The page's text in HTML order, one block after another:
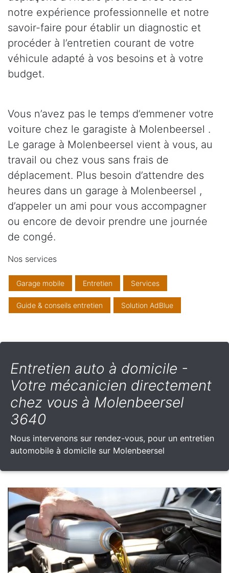
notre expérience professionnelle et notre
savoir-faire pour établir un diagnostic et
procéder à l’entretien courant de votre
véhicule adapté à vos besoins et à votre
budget.
Vous n’avez pas le temps d’emmener votre
voiture chez le garagiste à Molenbeersel .
Le garage à Molenbeersel vient à vous, au
travail ou chez vous sans frais de
déplacement. Plus besoin d’attendre des
heures dans un garage à Molenbeersel ,
d’appeler un ami pour vous accompagner
ou encore de devoir prendre une journée
de congé.
Nos services
Garage mobile Entretien Services
Guide & conseils entretien Solution AdBlue
Entretien auto à domicile -
Votre mécanicien directement
chez vous à Molenbeersel
3640
Nous intervenons sur rendez-vous, pour un entretien
automobile à domicile sur Molenbeersel